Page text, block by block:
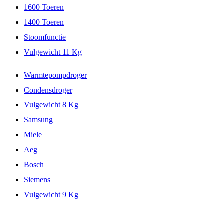
1600 Toeren
1400 Toeren
Stoomfunctie
Vulgewicht 11 Kg
Warmtepompdroger
Condensdroger
Vulgewicht 8 Kg
Samsung
Miele
Aeg
Bosch
Siemens
Vulgewicht 9 Kg